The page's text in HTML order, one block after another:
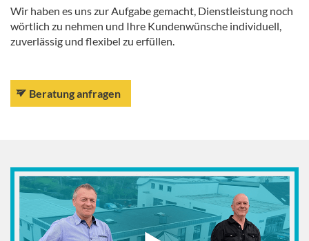
Wir haben es uns zur Aufgabe gemacht, Dienstleistung noch
wörtlich zu nehmen und Ihre Kundenwünsche individuell,
zuverlässig und flexibel zu erfüllen.
Beratung anfragen